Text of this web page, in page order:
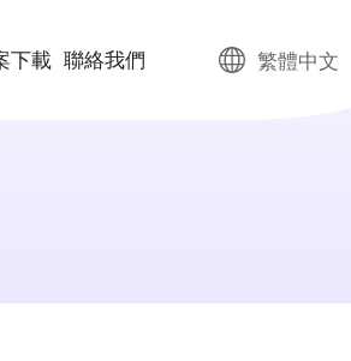
下載 聯絡我們 繁體中文